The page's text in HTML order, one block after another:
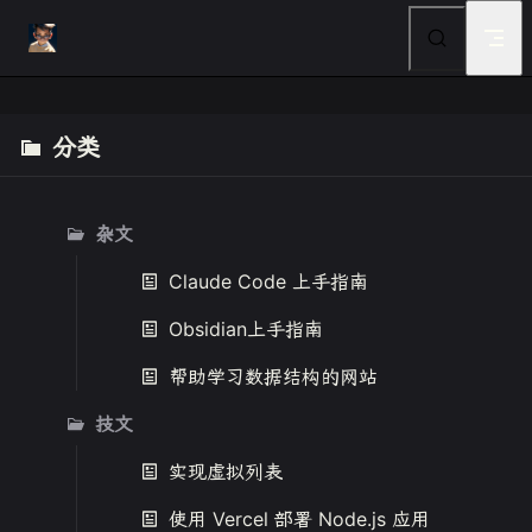
Skip to content
分类
杂文
Claude Code 上手指南
Obsidian上手指南
帮助学习数据结构的网站
技文
实现虚拟列表
使用 Vercel 部署 Node.js 应用